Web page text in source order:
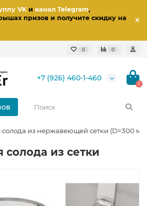
VKи канал Telegram,
призов и получите скидку на
0 0
+7 (926) 460-1-460
0
солода из нержавеющей сетки (D=300
солода из сетки